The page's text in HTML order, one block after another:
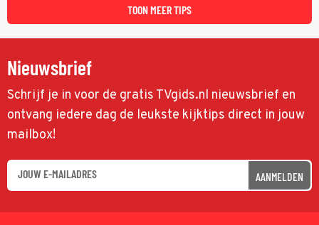
TOON MEER TIPS
Nieuwsbrief
Schrijf je in voor de gratis TVgids.nl nieuwsbrief en
ontvang iedere dag de leukste kijktips direct in jouw
mailbox!
AANMELDEN